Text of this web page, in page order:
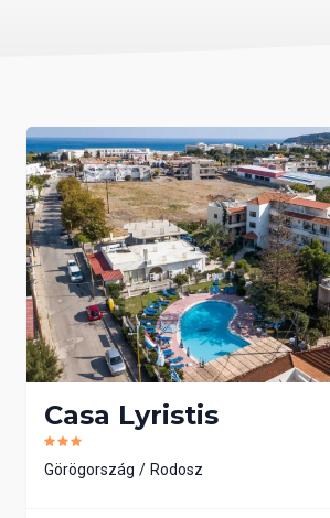
Casa Lyristis
Görögország Rodosz